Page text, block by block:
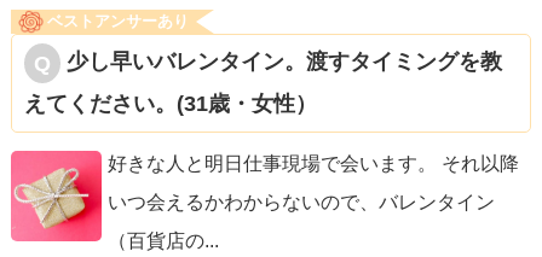
ベストアンサーあり
少し早いバレンタイン。渡すタイミングを教
えてください。(31歳・女性）
好きな人と明日仕事現場で会います。 それ以降
いつ会えるかわからないので、バレンタイン
（百貨店の...